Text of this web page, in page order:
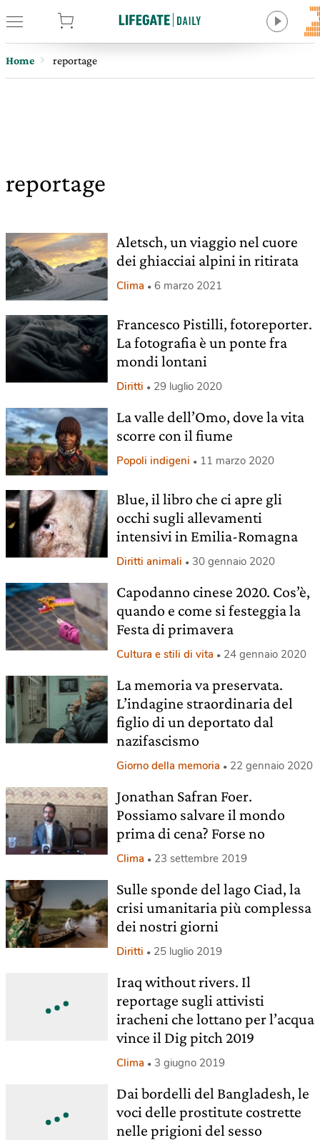
Home reportage
reportage
Aletsch, un viaggio nel cuore
dei ghiacciai alpini in ritirata
Clima 6 marzo 2021
Francesco Pistilli, fotoreporter.
La fotografia è un ponte fra
mondi lontani
Diritti 29 luglio 2020
La valle dell’Omo, dove la vita
scorre con il fiume
Popoli indigeni 11 marzo 2020
Blue, il libro che ci apre gli
occhi sugli allevamenti
intensivi in Emilia-Romagna
Diritti animali 30 gennaio 2020
Capodanno cinese 2020. Cos’è,
quando e come si festeggia la
Festa di primavera
Cultura e stili di vita 24 gennaio 2020
La memoria va preservata.
L’indagine straordinaria del
figlio di un deportato dal
nazifascismo
Giorno della memoria 22 gennaio 2020
Jonathan Safran Foer.
Possiamo salvare il mondo
prima di cena? Forse no
Clima 23 settembre 2019
Sulle sponde del lago Ciad, la
crisi umanitaria più complessa
dei nostri giorni
Diritti 25 luglio 2019
Iraq without rivers. Il
reportage sugli attivisti
iracheni che lottano per l’acqua
vince il Dig pitch 2019
Clima 3 giugno 2019
Dai bordelli del Bangladesh, le
voci delle prostitute costrette
nelle prigioni del sesso